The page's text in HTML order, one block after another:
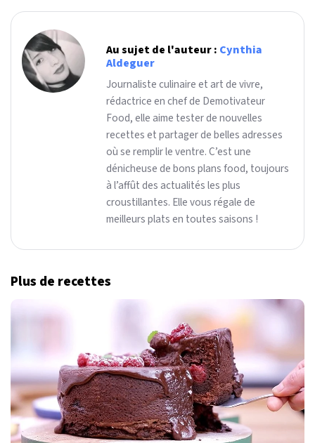
Au sujet de l'auteur : Cynthia
Aldeguer
Journaliste culinaire et art de vivre,
rédactrice en chef de Demotivateur
Food, elle aime tester de nouvelles
recettes et partager de belles adresses
où se remplir le ventre. C’est une
dénicheuse de bons plans food, toujours
à l’affût des actualités les plus
croustillantes. Elle vous régale de
meilleurs plats en toutes saisons !
Plus de recettes